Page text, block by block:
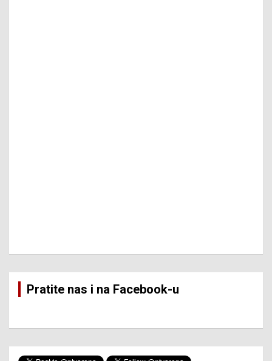
Pratite nas i na Facebook-u